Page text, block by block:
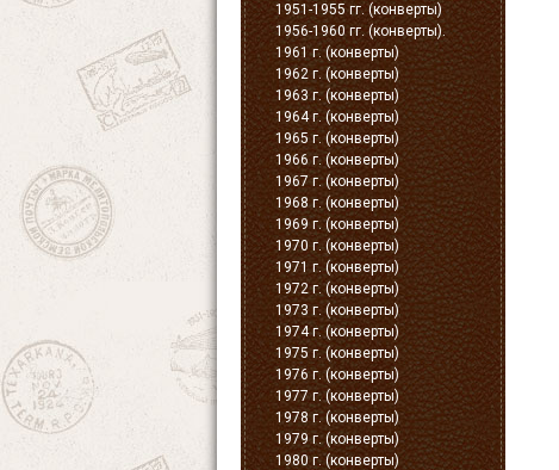
1951-1955 гг. (конверты)
1956-1960 гг. (конверты).
1961 г. (конверты)
1962 г. (конверты)
1963 г. (конверты)
1964 г. (конверты)
1965 г. (конверты)
1966 г. (конверты)
1967 г. (конверты)
1968 г. (конверты)
1969 г. (конверты)
1970 г. (конверты)
1971 г. (конверты)
1972 г. (конверты)
1973 г. (конверты)
1974 г. (конверты)
1975 г. (конверты)
1976 г. (конверты)
1977 г. (конверты)
1978 г. (конверты)
1979 г. (конверты)
1980 г. (конверты)